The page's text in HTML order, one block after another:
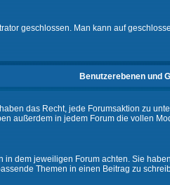
geschlossen. Man kann auf
Benutzerebenen und
das Recht, jede Forumsaktion zu
außerdem in jedem Forum die vollen
dem jeweiligen Forum achten. Sie
Themen in einen Beitrag zu